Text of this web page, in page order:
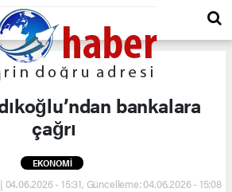
bankalara
çağrı
EKONOMİ
- 15:31, Güncelleme: 04.06.2026 - 15:08